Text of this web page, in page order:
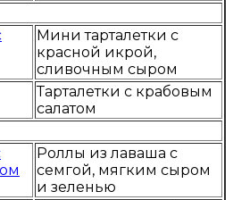
Мини тарталетки с
красной икрой,
сливочным сыром
Тарталетки с крабовым
салатом
Роллы из лаваша с
семгой, мягким сыром
и зеленью